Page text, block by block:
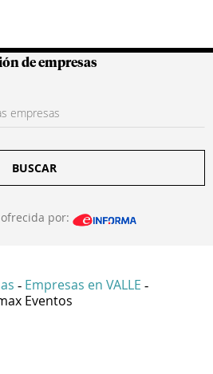
Colombianas
de empresas
BUSCAR
por:
- Empresas en VALLE -
Eventos